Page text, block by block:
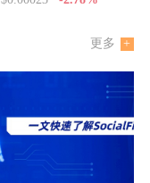
更多